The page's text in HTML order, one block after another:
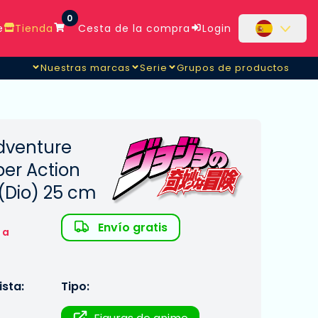
Tienda
0
Cesta de la compra Login
Nuestras marcas Serie Grupos de productos
Action
25 cm
Envío gratis
Tipo: